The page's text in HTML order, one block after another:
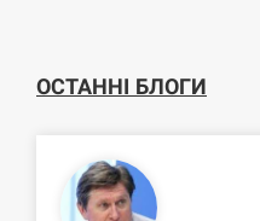
ОСТАННІ БЛОГИ